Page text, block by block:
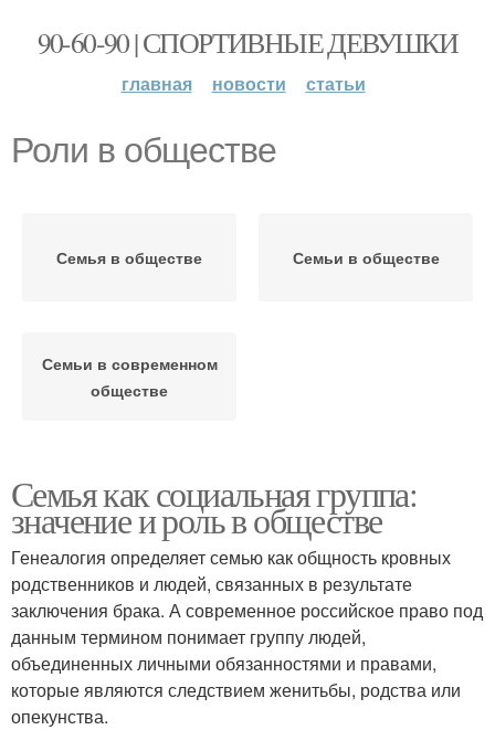
90-60-90 | СПОРТИВНЫЕ ДЕВУШКИ
главная новости статьи
Роли в обществе
Семья в обществе Семьи в обществе
Семьи в современном
обществе
Семья как социальная группа:
значение и роль в обществе
Генеалогия определяет семью как общность кровных
родственников и людей, связанных в результате
заключения брака. А современное российское право под
данным термином понимает группу людей,
объединенных личными обязанностями и правами,
которые являются следствием женитьбы, родства или
опекунства.